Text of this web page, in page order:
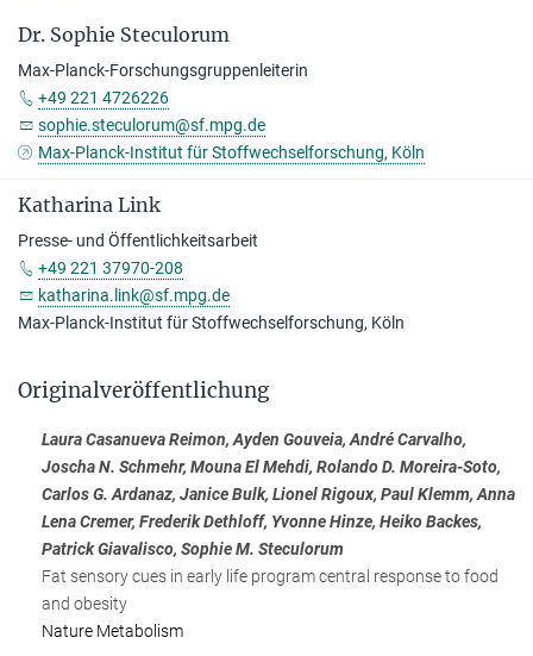
Dr. Sophie Steculorum
Max-Planck-Forschungsgruppenleiterin
+49 221 4726226
sophie.steculorum@sf.mpg.de
Max-Planck-Institut für Stoffwechselforschung, Köln
Katharina Link
Presse- und Öffentlichkeitsarbeit
+49 221 37970-208
katharina.link@sf.mpg.de
Max-Planck-Institut für Stoffwechselforschung, Köln
Originalveröffentlichung
Laura Casanueva Reimon, Ayden Gouveia, André Carvalho,
Joscha N. Schmehr, Mouna El Mehdi, Rolando D. Moreira-Soto,
Carlos G. Ardanaz, Janice Bulk, Lionel Rigoux, Paul Klemm, Anna
Lena Cremer, Frederik Dethloff, Yvonne Hinze, Heiko Backes,
Patrick Giavalisco, Sophie M. Steculorum
Fat sensory cues in early life program central response to food
and obesity
Nature Metabolism